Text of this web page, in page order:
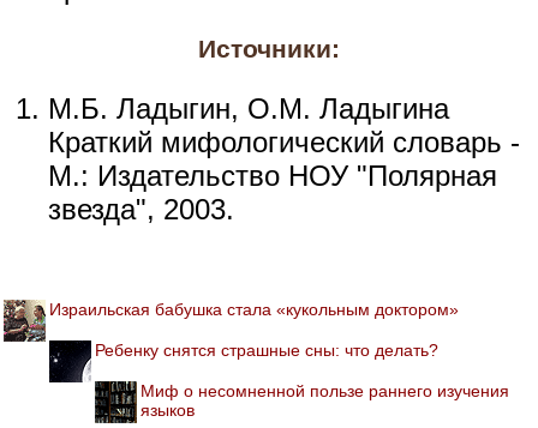
Источники:
М.Б. Ладыгин, О.М. Ладыгина
Краткий мифологический словарь -
М.: Издательство НОУ "Полярная
звезда", 2003.
Израильская бабушка стала «кукольным доктором»
Ребенку снятся страшные сны: что делать?
Миф о несомненной пользе раннего изучения
языков